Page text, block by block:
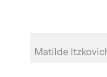
Matilde